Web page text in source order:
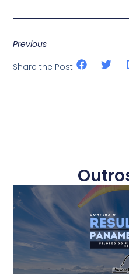
Previous
Share the Post: